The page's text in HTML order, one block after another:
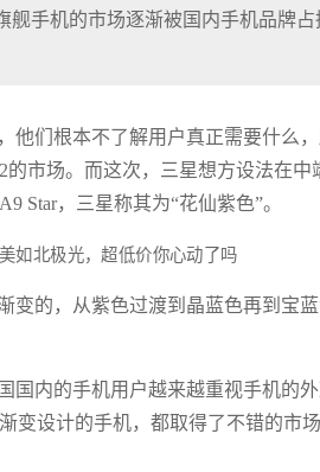
手机的市场逐渐被国内手机品牌
他们根本不了解用户真正需要什么
市场。而这次，三星想方设法在
Star，三星称其为“花仙紫色”。
变的，从紫色过渡到晶蓝色再到宝
国内的手机用户越来越重视手机的
变设计的手机，都取得了不错的市